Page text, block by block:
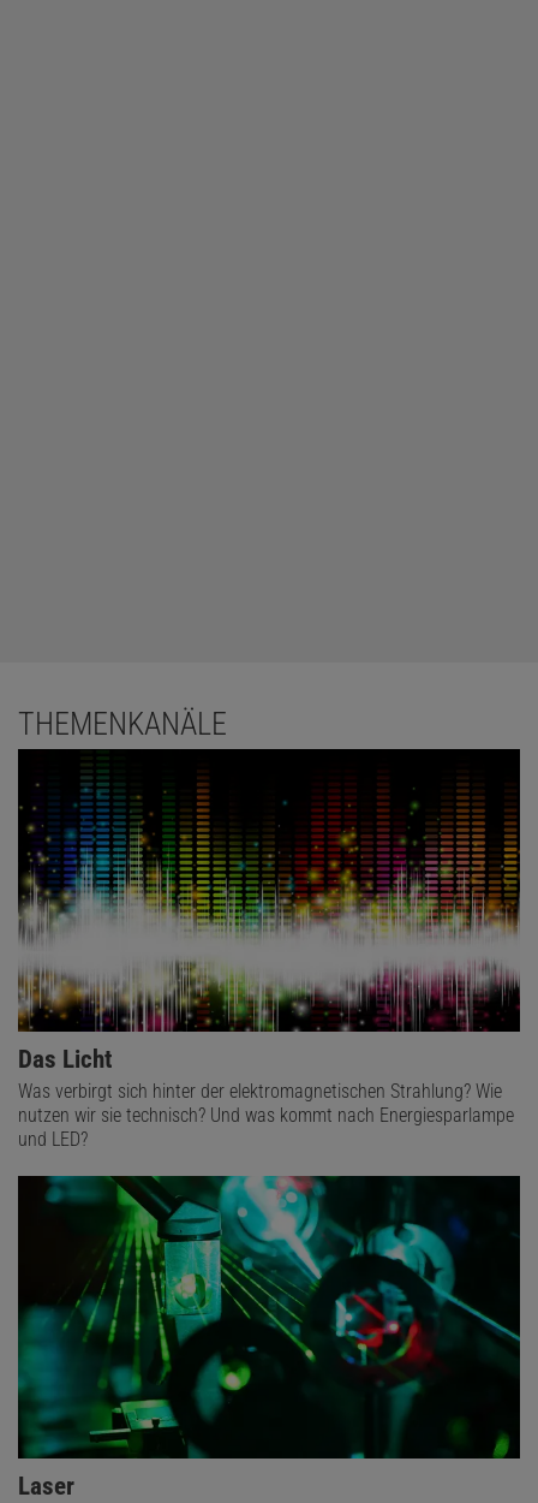
THEMENKANÄLE
Das Licht
Was verbirgt sich hinter der elektromagnetischen Strahlung? Wie
nutzen wir sie technisch? Und was kommt nach Energiesparlampe
und LED?
Laser